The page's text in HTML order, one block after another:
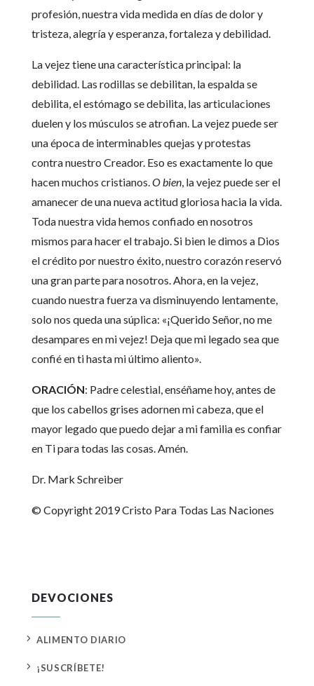
profesión, nuestra vida medida en días de dolor y
tristeza, alegría y esperanza, fortaleza y debilidad.
La vejez tiene una característica principal: la
debilidad. Las rodillas se debilitan, la espalda se
debilita, el estómago se debilita, las articulaciones
duelen y los músculos se atrofian. La vejez puede ser
una época de interminables quejas y protestas
contra nuestro Creador. Eso es exactamente lo que
hacen muchos cristianos.O bien, la vejez puede ser el
amanecer de una nueva actitud gloriosa hacia la vida.
Toda nuestra vida hemos confiado en nosotros
mismos para hacer el trabajo. Si bien le dimos a Dios
el crédito por nuestro éxito, nuestro corazón reservó
una gran parte para nosotros. Ahora, en la vejez,
cuando nuestra fuerza va disminuyendo lentamente,
solo nos queda una súplica: «¡Querido Señor, no me
desampares en mi vejez! Deja que mi legado sea que
confié en ti hasta mi último aliento».
ORACIÓN: Padre celestial, enséñame hoy, antes de
que los cabellos grises adornen mi cabeza, que el
mayor legado que puedo dejar a mi familia es confiar
en Ti para todas las cosas. Amén.
Dr. Mark Schreiber
© Copyright 2019 Cristo Para Todas Las Naciones
DEVOCIONES
5 ALIMENTO DIARIO
5 ¡SUSCRÍBETE!